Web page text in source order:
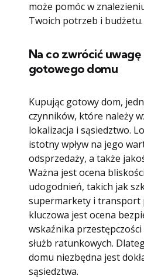
może pomóc w
Twoich potrzeb i budżetu.
Na co zwrócić
gotowego domu
Kupując gotowy dom,
czynników, które należy
lokalizacja i sąsiedztwo.
istotny wpływ na jego
odsprzedaży, a także
Ważna jest ocena
udogodnień, takich jak
supermarkety i transport
kluczowa jest ocena
wskaźnika
służb ratunkowych.
domu niezbędna jest
sąsiedztwa.